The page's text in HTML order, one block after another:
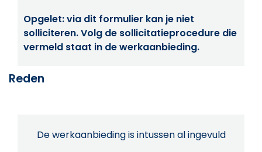
Opgelet: via dit formulier kan je niet
solliciteren. Volg de sollicitatieprocedure die
vermeld staat in de werkaanbieding.
Reden
De werkaanbieding is intussen al ingevuld